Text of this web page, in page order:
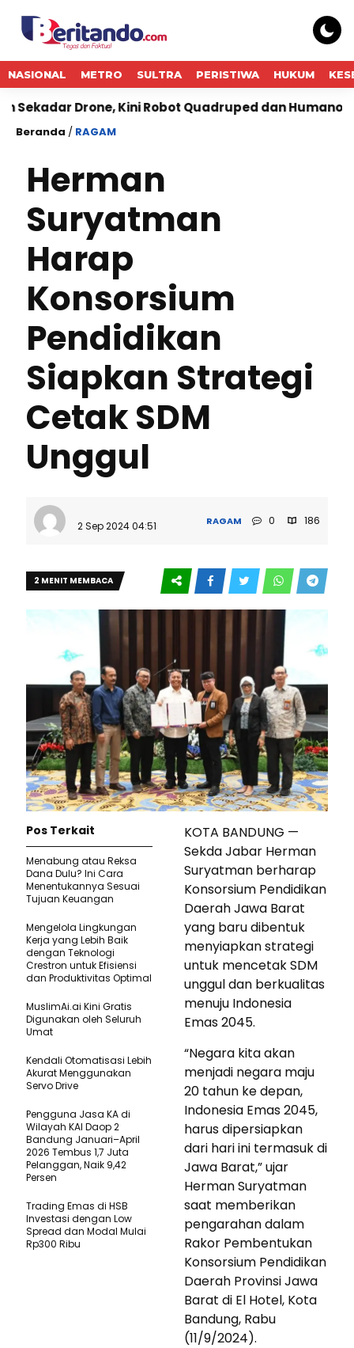
NASIONAL METRO SULTRA PERISTIWA HUKUM
Drone, Kini Robot Quadruped dan Humanoid Ikut
Beranda / RAGAM
Herman
Suryatman
Harap
Konsorsium
Pendidikan
Siapkan Strategi
Cetak SDM
Unggul
2 Sep 2024 04:51 RAGAM 0 186
2 MENIT MEMBACA
KOTA BANDUNG —
Sekda Jabar Herman
Suryatman berharap
Konsorsium Pendidikan
Daerah Jawa Barat
yang baru dibentuk
menyiapkan strategi
untuk mencetak SDM
unggul dan berkualitas
menuju Indonesia
Emas 2045.
“Negara kita akan
menjadi negara maju
20 tahun ke depan,
Indonesia Emas 2045,
harus dipersiapkan
dari hari ini termasuk di
Jawa Barat,” ujar
Herman Suryatman
saat memberikan
pengarahan dalam
Rakor Pembentukan
Konsorsium Pendidikan
Daerah Provinsi Jawa
Barat di El Hotel, Kota
Bandung, Rabu
(11/9/2024).
Pos Terkait
Menabung atau Reksa
Dana Dulu? Ini Cara
Menentukannya Sesuai
Tujuan Keuangan
Mengelola Lingkungan
Kerja yang Lebih Baik
dengan Teknologi
Crestron untuk Efisiensi
dan Produktivitas Optimal
MuslimAi.ai Kini Gratis
Digunakan oleh Seluruh
Umat
Kendali Otomatisasi Lebih
Akurat Menggunakan
Servo Drive
Pengguna Jasa KA di
Wilayah KAI Daop 2
Bandung Januari–April
2026 Tembus 1,7 Juta
Pelanggan, Naik 9,42
Persen
Trading Emas di HSB
Investasi dengan Low
Spread dan Modal Mulai
Rp300 Ribu